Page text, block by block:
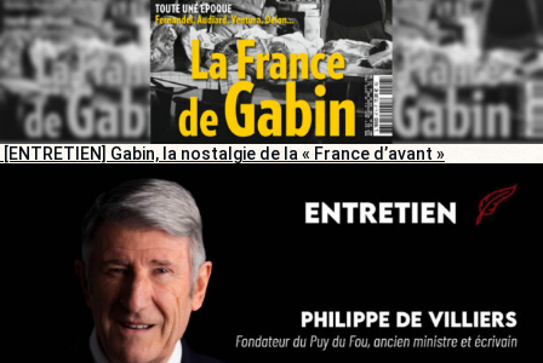
[ENTRETIEN] Gabin, la nostalgie de la « France d’avant »